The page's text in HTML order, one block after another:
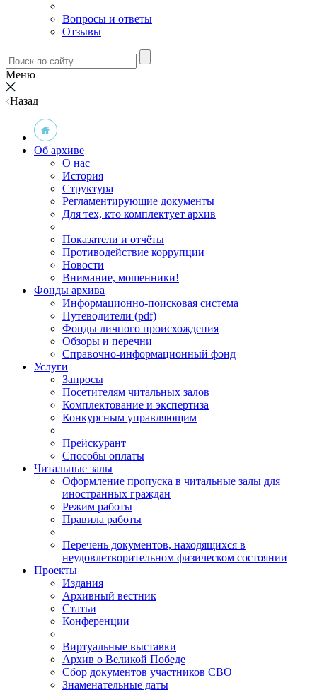
Вопросы и ответы
Отзывы
Меню
Назад
Об архиве
О нас
История
Структура
Регламентирующие документы
Для тех, кто комплектует архив
Показатели и отчёты
Противодействие коррупции
Новости
Внимание, мошенники!
Фонды архива
Информационно-поисковая система
Путеводители (pdf)
Фонды личного происхождения
Обзоры и перечни
Справочно-информационный фонд
Услуги
Запросы
Посетителям читальных залов
Комплектование и экспертиза
Конкурсным управляющим
Прейскурант
Способы оплаты
Читальные залы
Оформление пропуска в читальные залы для
иностранных граждан
Режим работы
Правила работы
Перечень документов, находящихся в
неудовлетворительном физическом состоянии
Проекты
Издания
Архивный вестник
Статьи
Конференции
Виртуальные выставки
Архив о Великой Победе
Сбор документов участников СВО
Знаменательные даты